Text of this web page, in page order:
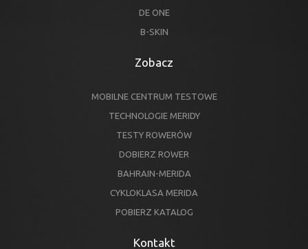
DE ONE
B-SKIN
Zobacz
MOBILNE CENTRUM TESTOWE
TECHNOLOGIE MERIDY
TESTY ROWERÓW
DOBIERZ ROWER
BAHRAIN-MERIDA
CYKLOKLASA MERIDA
POBIERZ KATALOG
Kontakt